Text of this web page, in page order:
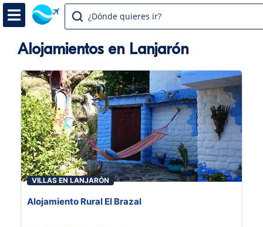
¿Dónde quieres ir?
Alojamientos en Lanjarón
VILLAS EN LANJARÓN
Alojamiento Rural El Brazal